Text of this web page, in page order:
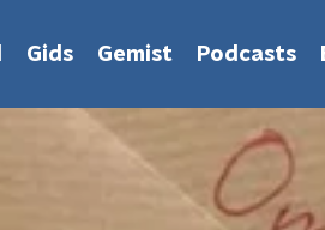
Gids Gemist Podcasts